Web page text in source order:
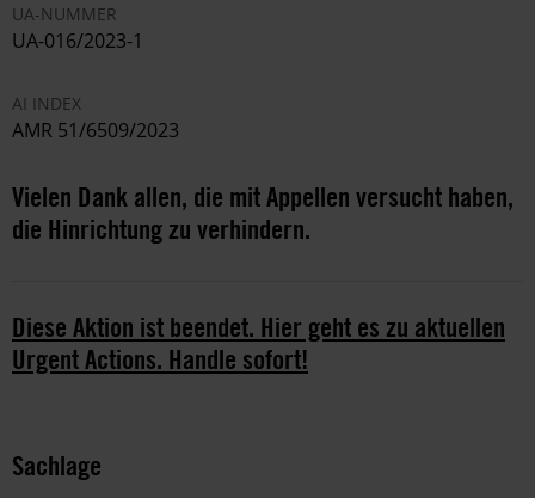
UA-NUMMER
UA-016/2023-1
AI INDEX
AMR 51/6509/2023
Vielen Dank allen, die mit Appellen versucht haben,
die Hinrichtung zu verhindern.
Diese Aktion ist beendet. Hier geht es zu aktuellen
Urgent Actions. Handle sofort!
Sachlage